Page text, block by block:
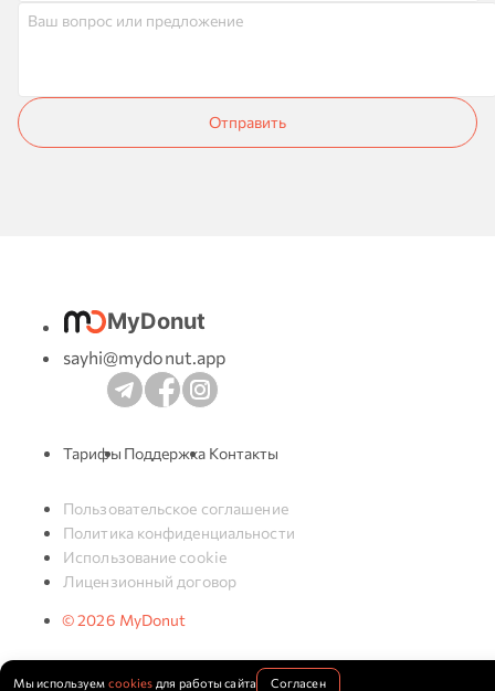
Отправить
MyDonut
sayhi@mydonut.app
Тарифы Поддержка Контакты
Пользовательское соглашение
Политика конфиденциальности
Использование cookie
Лицензионный договор
© 2026 MyDonut
Мы используем cookies для работы сайта Согласен